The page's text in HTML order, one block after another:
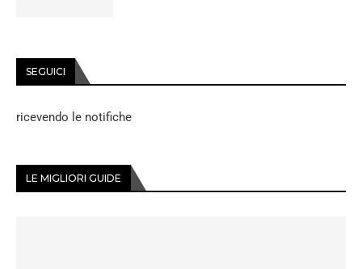
SEGUICI
ricevendo le notifiche
LE MIGLIORI GUIDE